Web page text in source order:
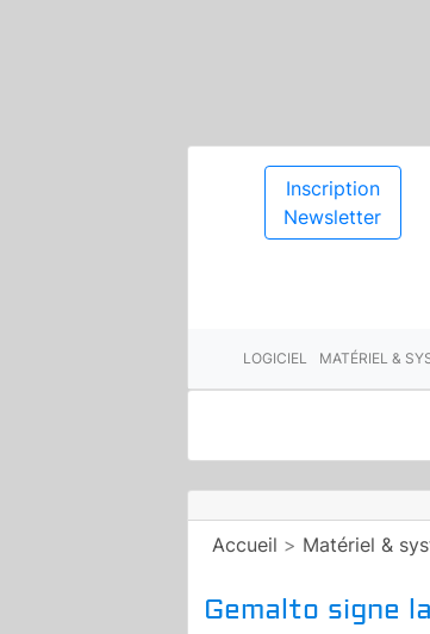
Inscription
Newsletter
LOGICIEL MATÉRIEL &
Accueil > Matériel &
Gemalto signe